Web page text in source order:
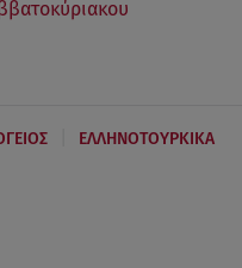
ΕΛΛΗΝΟΤΟΥΡΚΙΚΑ